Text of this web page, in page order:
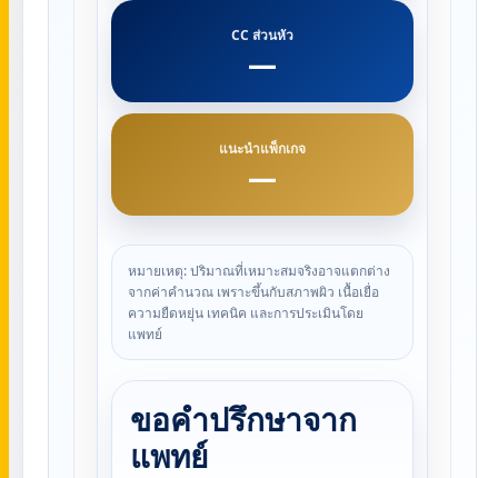
CC ส่วนหัว
—
แนะนำแพ็กเกจ
—
หมายเหตุ: ปริมาณที่เหมาะสมจริงอาจแตกต่าง
จากค่าคำนวณ เพราะขึ้นกับสภาพผิว เนื้อเยื่อ
ความยืดหยุ่น เทคนิค และการประเมินโดย
แพทย์
ขอคำปรึกษาจาก
แพทย์